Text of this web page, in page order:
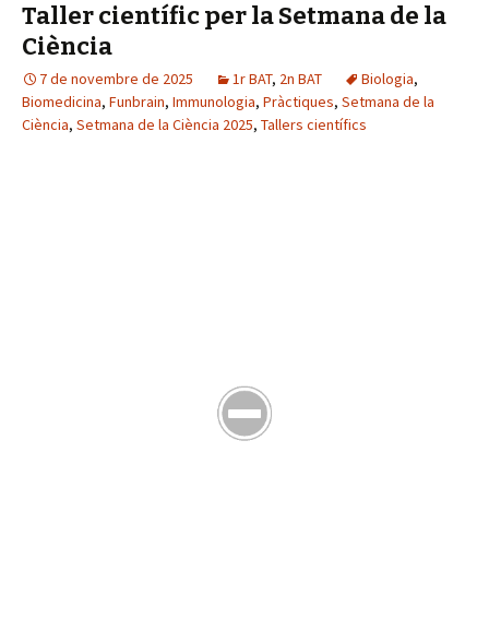
Taller científic per la Setmana de la
Ciència
7 de novembre de 2025 1r BAT, 2n BAT Biologia,
Biomedicina, Funbrain, Immunologia, Pràctiques, Setmana de la
Ciència, Setmana de la Ciència 2025, Tallers científics